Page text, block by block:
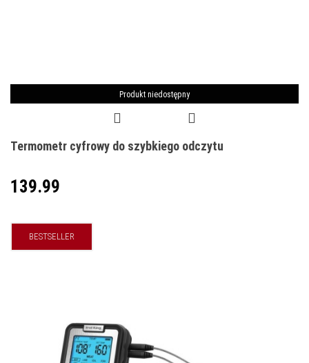
Produkt niedostępny
Termometr cyfrowy do szybkiego odczytu
139.99
BESTSELLER